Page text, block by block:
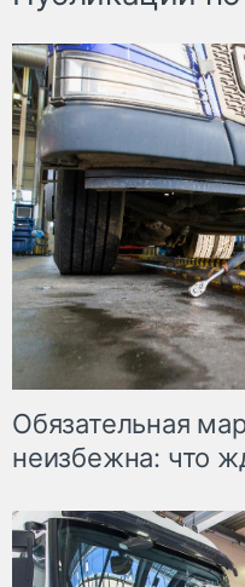
Обязательная
неизбежна: что